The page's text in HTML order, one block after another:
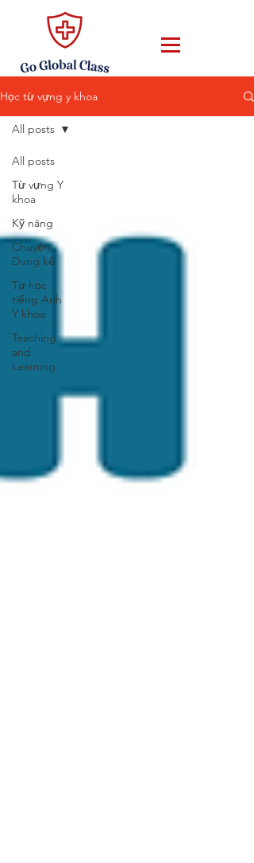
Học từ vựng y khoa
All posts
Từ vựng Y
khoa
Kỹ năng
Chuyện
Dung kể
Tự học
tiếng Anh
Y khoa
Teaching
and
Learning
All posts